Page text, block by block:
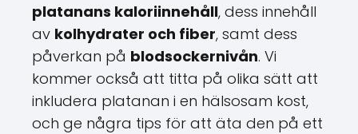
platanans kaloriinnehåll, dess innehåll
av kolhydrater och fiber, samt dess
påverkan på blodsockernivån. Vi
kommer också att titta på olika sätt att
inkludera platanan i en hälsosam kost,
och ge några tips för att äta den på ett